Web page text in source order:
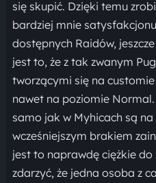
się skupić. Dzięki temu
bardziej mnie
dostępnych Raidów,
jest to, że z tak zwanym
tworzącymi się na
nawet na poziomie
samo jak w Myhicach są
wcześniejszym brakiem
jest to naprawdę ciężkie do
zdarzyć, że jedna osoba z